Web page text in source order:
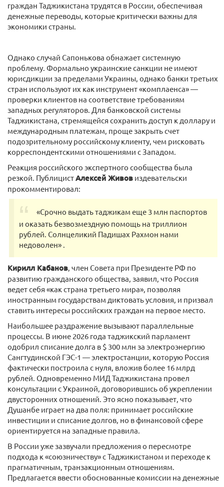
граждан Таджикистана трудятся в России, обеспечивая
денежные переводы, которые критически важны для
экономики страны.
Однако случай Сапонькова обнажает системную
проблему. Формально украинские санкции не имеют
юрисдикции за пределами Украины, однако банки третьих
стран используют их как инструмент «комплаенса» —
проверки клиентов на соответствие требованиям
западных регуляторов. Для банковской системы
Таджикистана, стремящейся сохранить доступ к доллару и
международным платежам, проще закрыть счет
подозрительному российскому клиенту, чем рисковать
корреспондентскими отношениями с Западом.
Реакция российского экспертного сообщества была
резкой. ПублицистАлексей Живов издевательски
прокомментировал:
«Срочно выдать таджикам еще 3 млн паспортов
и оказать безвозмездную помощь на триллион
рублей. Солнцеликий Падишах Рахмон нами
недоволен» .
Кирилл Кабанов, член Совета при Президенте РФ по
развитию гражданского общества, заявил, что Россия
ведет себя «как страна третьего мира», позволяя
иностранным государствам диктовать условия, и призвал
ставить интересы российских граждан на первое место.
Наибольшее раздражение вызывают параллельные
процессы. В июне 2026 года таджикский парламент
одобрил списание долга в $ 300 млн за электроэнергию
Сангтудинской ГЭС-1 — электростанции, которую Россия
фактически построила с нуля, вложив более 16 млрд
рублей. Одновременно МИД Таджикистана провел
консультации с Украиной, договорившись об укреплении
двусторонних отношений. Это ясно показывает, что
Душанбе играет на два поля: принимает российские
инвестиции и списание долгов, но в финансовой сфере
ориентируется на западные правила.
В России уже зазвучали предложения о пересмотре
подхода к «союзничеству» с Таджикистаном и переходе к
прагматичным, транзакционным отношениям.
Предлагается ввести обоснованные комиссии на денежные